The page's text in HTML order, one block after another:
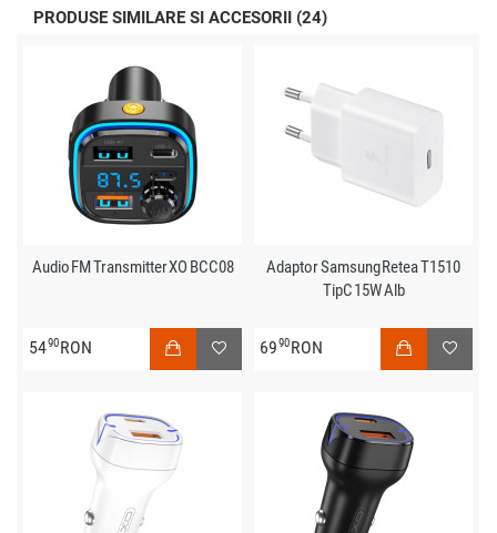
PRODUSE SIMILARE SI ACCESORII (24)
Audio FM Transmitter XO BCC08
5490RON
Adaptor Samsung Retea T1510
TipC 15W Alb
6990RON